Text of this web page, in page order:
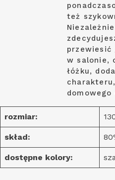
też
przewiesić
w salonie,
łóżku,
domowego
rozmiar:
skład:
dostępne kolory: